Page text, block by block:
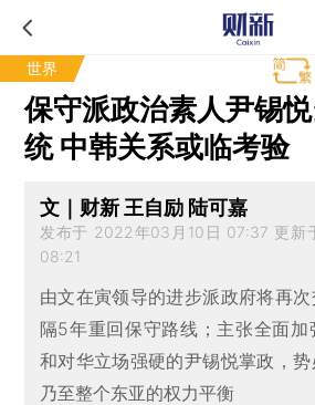
世界
保守派政治素人尹锡
统 中韩关系或临考验
文｜财新 王自励 陆可嘉
发布于 2022年03月10日 07:37 更新
08:21
由文在寅领导的进步派政府将再
隔5年重回保守路线；主张全面加
和对华立场强硬的尹锡悦掌政，势
乃至整个东亚的权力平衡